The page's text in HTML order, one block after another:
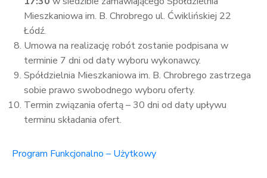
Mieszkaniowa im. B. Chrobrego ul. Ćwiklińskiej 22
Łódź.
Umowa na realizację robót zostanie podpisana w
terminie 7 dni od daty wyboru wykonawcy.
Spółdzielnia Mieszkaniowa im. B. Chrobrego zastrzega
sobie prawo swobodnego wyboru oferty.
Termin związania ofertą – 30 dni od daty upływu
terminu składania ofert.
Program Funkcjonalno – Użytkowy